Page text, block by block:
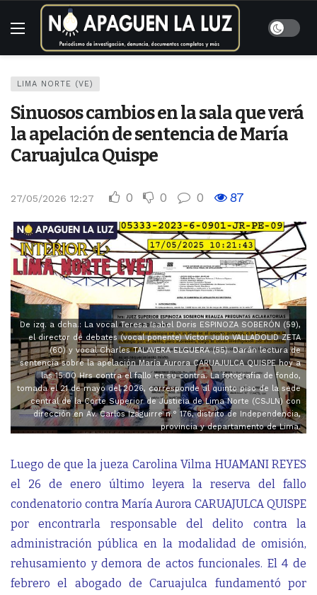
LIMA NORTE (VE)
Sinuosos cambios en la sala que verá
la apelación de sentencia de María
Caruajulca Quispe
27/05/2026 12:27 0 0 0 87
De izq. a dcha.: La vocal Teresa Isabel Doris ESPINOZA SOBERÓN (59),
el director de debates (vocal ponente) Víctor Julio VALLADOLID ZETA
(60) y vocal Charles TALAVERA ELGUERA (55). Darán lectura de
sentencia sobre la apelación María Aurora CARUAJULCA QUISPE hoy a
las 15:00 Hrs contra el fallo en su contra. La fotografía de fondo,
tomada el 21 de mayo del 2026, corresponde al quinto piso de la sede
central de la Corte Superior de Justicia de Lima Norte (CSJLN) con
dirección en Av. Carlos Izaguirre n.° 176, distrito de Independencia,
provincia y departamento de Lima.
Luego de que la jueza Carolina Vilma HUAMANI REYES
el 26 de enero último leyera la reserva del fallo
condenatorio contra María Aurora CARUAJULCA QUISPE
por encontrarla responsable del delito contra la
administración pública en la modalidad de omisión,
rehusamiento y demora de actos funcionales. El 4 de
febrero el abogado de Caruajulca fundamentó por